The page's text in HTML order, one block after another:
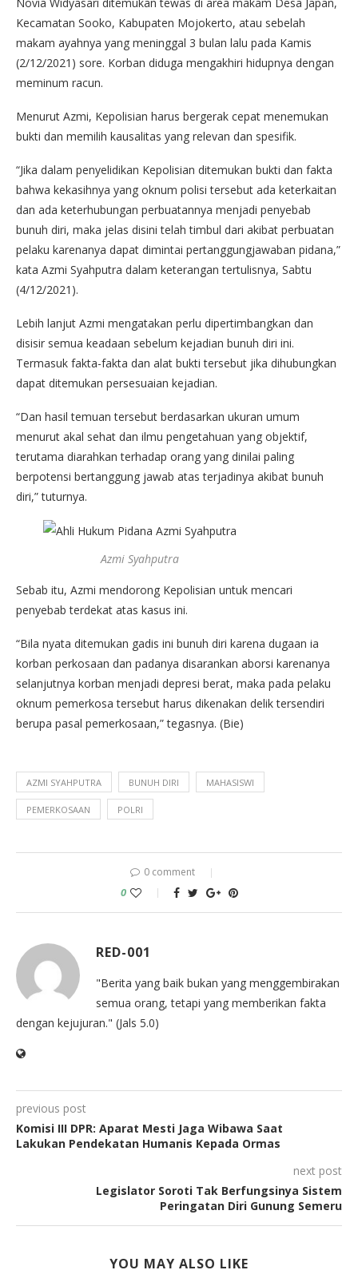
Novia Widyasari ditemukan tewas di area makam Desa Japan,
Kecamatan Sooko, Kabupaten Mojokerto, atau sebelah
makam ayahnya yang meninggal 3 bulan lalu pada Kamis
(2/12/2021) sore. Korban diduga mengakhiri hidupnya dengan
meminum racun.
Menurut Azmi, Kepolisian harus bergerak cepat menemukan
bukti dan memilih kausalitas yang relevan dan spesifik.
“Jika dalam penyelidikan Kepolisian ditemukan bukti dan fakta
bahwa kekasihnya yang oknum polisi tersebut ada keterkaitan
dan ada keterhubungan perbuatannya menjadi penyebab
bunuh diri, maka jelas disini telah timbul dari akibat perbuatan
pelaku karenanya dapat dimintai pertanggungjawaban pidana,”
kata Azmi Syahputra dalam keterangan tertulisnya, Sabtu
(4/12/2021).
Lebih lanjut Azmi mengatakan perlu dipertimbangkan dan
disisir semua keadaan sebelum kejadian bunuh diri ini.
Termasuk fakta-fakta dan alat bukti tersebut jika dihubungkan
dapat ditemukan persesuaian kejadian.
“Dan hasil temuan tersebut berdasarkan ukuran umum
menurut akal sehat dan ilmu pengetahuan yang objektif,
terutama diarahkan terhadap orang yang dinilai paling
berpotensi bertanggung jawab atas terjadinya akibat bunuh
diri,” tuturnya.
Azmi Syahputra
Sebab itu, Azmi mendorong Kepolisian untuk mencari
penyebab terdekat atas kasus ini.
“Bila nyata ditemukan gadis ini bunuh diri karena dugaan ia
korban perkosaan dan padanya disarankan aborsi karenanya
selanjutnya korban menjadi depresi berat, maka pada pelaku
oknum pemerkosa tersebut harus dikenakan delik tersendiri
berupa pasal pemerkosaan,” tegasnya. (Bie)
AZMI SYAHPUTRA BUNUH DIRI MAHASISWI
PEMERKOSAAN POLRI
0 comment
0
RED-001
"Berita yang baik bukan yang menggembirakan
semua orang, tetapi yang memberikan fakta
dengan kejujuran." (Jals 5.0)
previous post
Komisi III DPR: Aparat Mesti Jaga Wibawa Saat
Lakukan Pendekatan Humanis Kepada Ormas
next post
Legislator Soroti Tak Berfungsinya Sistem
Peringatan Diri Gunung Semeru
YOU MAY ALSO LIKE